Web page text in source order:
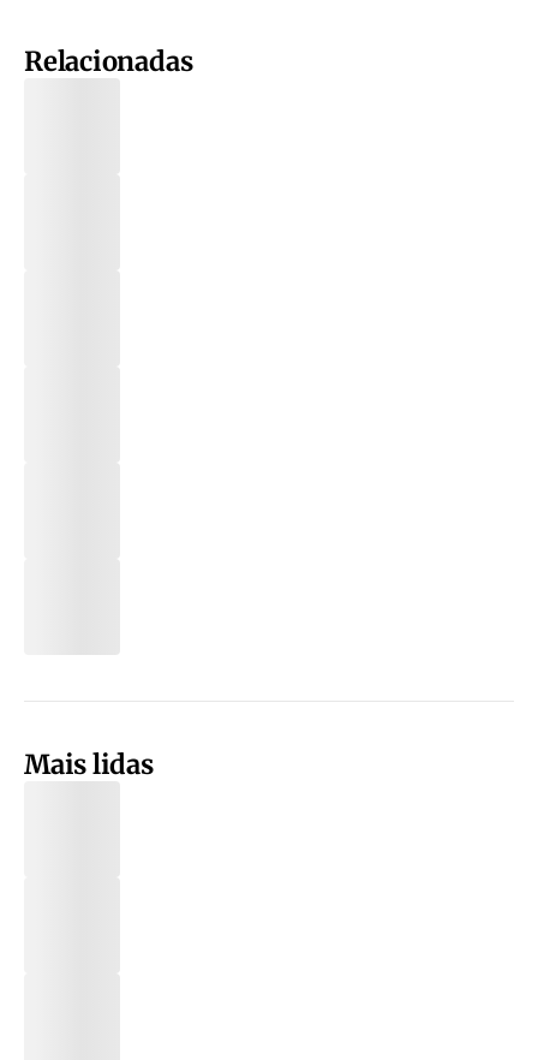
Relacionadas
Mais lidas